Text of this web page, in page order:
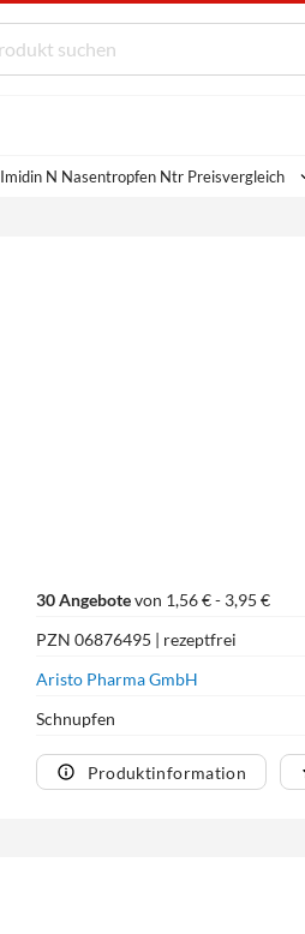
Imidin N Nasentropfen Ntr Preisvergleich
30 Angebotevon 1,56 € - 3,95 €
PZN 06876495 | rezeptfrei
Aristo Pharma GmbH
Schnupfen
Produktinformation